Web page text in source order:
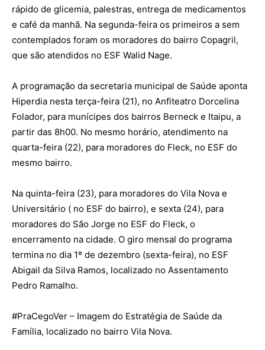
rápido de glicemia, palestras, entrega de medicamentos
e café da manhã. Na segunda-feira os primeiros a sem
contemplados foram os moradores do bairro Copagril,
que são atendidos no ESF Walid Nage.
A programação da secretaria municipal de Saúde aponta
Hiperdia nesta terça-feira (21), no Anfiteatro Dorcelina
Folador, para munícipes dos bairros Berneck e Itaipu, a
partir das 8h00. No mesmo horário, atendimento na
quarta-feira (22), para moradores do Fleck, no ESF do
mesmo bairro.
Na quinta-feira (23), para moradores do Vila Nova e
Universitário ( no ESF do bairro), e sexta (24), para
moradores do São Jorge no ESF do Fleck, o
encerramento na cidade. O giro mensal do programa
termina no dia 1º de dezembro (sexta-feira), no ESF
Abigail da Silva Ramos, localizado no Assentamento
Pedro Ramalho.
#PraCegoVer – Imagem do Estratégia de Saúde da
Família, localizado no bairro Vila Nova.